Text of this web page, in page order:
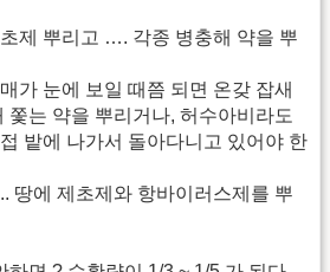
제 뿌리고 …. 각종 병충해 약을 뿌
가 눈에 보일 때쯤 되면 온갖 잡새
쫓는 약을 뿌리거나, 허수아비라도
밭에 나가서 돌아다니고 있어야 한
땅에 제초제와 항바이러스제를 뿌